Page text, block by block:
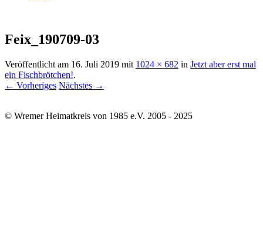
Feix_190709-03
Veröffentlicht am 16. Juli 2019 mit 1024 × 682 in Jetzt aber erst mal
ein Fischbrötchen!.
← Vorheriges Nächstes →
© Wremer Heimatkreis von 1985 e.V. 2005 - 2025